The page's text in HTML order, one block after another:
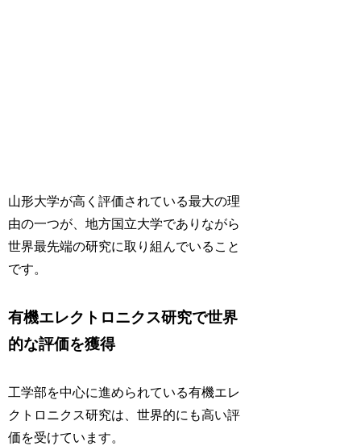
山形大学が高く評価されている最大の理
由の一つが、地方国立大学でありながら
世界最先端の研究に取り組んでいること
です。
有機エレクトロニクス研究で世界
的な評価を獲得
工学部を中心に進められている有機エレ
クトロニクス研究は、世界的にも高い評
価を受けています。